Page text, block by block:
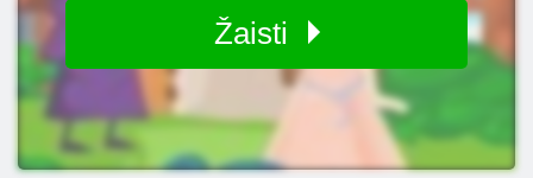
Žaisti